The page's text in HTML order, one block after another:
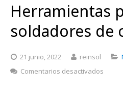
Herramientas
soldadores de
21 junio, 2022 reinsol
Comentarios desactivados